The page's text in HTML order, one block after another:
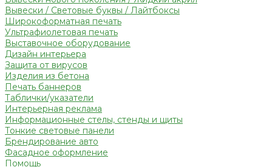
Вывески / Световые буквы / Лайтбоксы
Широкоформатная печать
Ультрафиолетовая печать
Выставочное оборудование
Дизайн интерьера
Защита от вирусов
Изделия из бетона
Печать баннеров
Таблички/указатели
Интерьерная реклама
Информационные стелы, стенды и щиты
Тонкие световые панели
Брендирование авто
Фасадное оформление
Помощь